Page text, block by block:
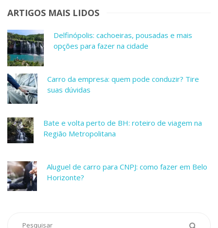
ARTIGOS MAIS LIDOS
Delfinópolis: cachoeiras, pousadas e mais
opções para fazer na cidade
Carro da empresa: quem pode conduzir? Tire
suas dúvidas
Bate e volta perto de BH: roteiro de viagem na
Região Metropolitana
Aluguel de carro para CNPJ: como fazer em Belo
Horizonte?